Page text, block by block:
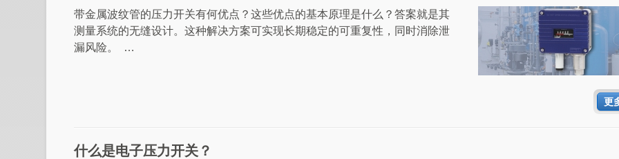
带金属波纹管的压力开关有何优点？这些优点的基本原理是什么？答案就是其
测量系统的无缝设计。这种解决方案可实现长期稳定的可重复性，同时消除泄
漏风险。 …
更
什么是电子压力开关？